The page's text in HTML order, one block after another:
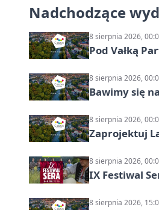
Nadchodzące
8 sierpnia 2026,
Pod Vałką
8 sierpnia 2026,
Bawimy się
8 sierpnia 2026,
Zaprojektuj
8 sierpnia 2026,
IX Festiwal
8 sierpnia 2026,